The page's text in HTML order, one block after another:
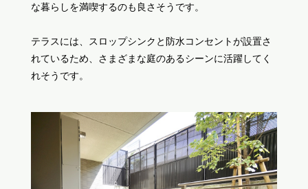
な暮らしを満喫するのも良さそうです。
テラスには、スロップシンクと防水コンセントが設置さ
れているため、さまざまな庭のあるシーンに活躍してく
れそうです。